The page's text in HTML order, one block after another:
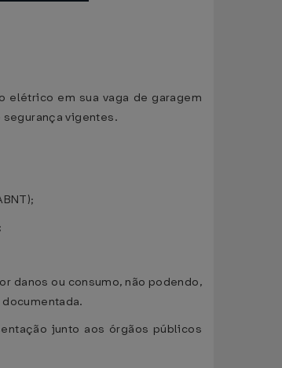
elétrico em sua vaga de garagem
vigentes.
danos ou consumo, não podendo,
junto aos órgãos públicos